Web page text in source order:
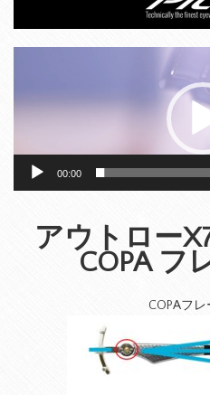
00:00
アウトロー
COPA フ
COPAフ